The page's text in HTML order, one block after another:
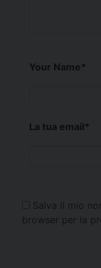
Your Name*
La tua email*
Salva il mio
browser per la